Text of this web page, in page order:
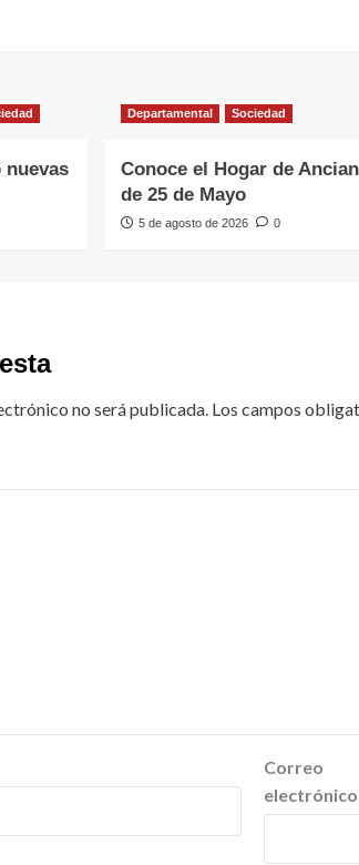
nuevas
Departamental Sociedad
Conoce el Hogar de
de 25 de Mayo
5 de agosto de 2026 0
no será publicada. Los campos
Correo
electrónico